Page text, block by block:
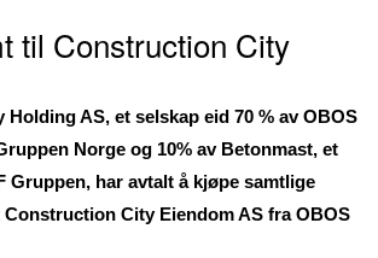
til Construction City
AS, et selskap eid 70 % av OBOS
Norge og 10% av Betonmast, et
Gruppen, har avtalt å kjøpe samtlige
City Eiendom AS fra OBOS